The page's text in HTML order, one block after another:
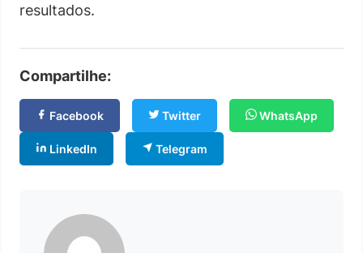
resultados.
Compartilhe:
Facebook Twitter WhatsApp
LinkedIn Telegram